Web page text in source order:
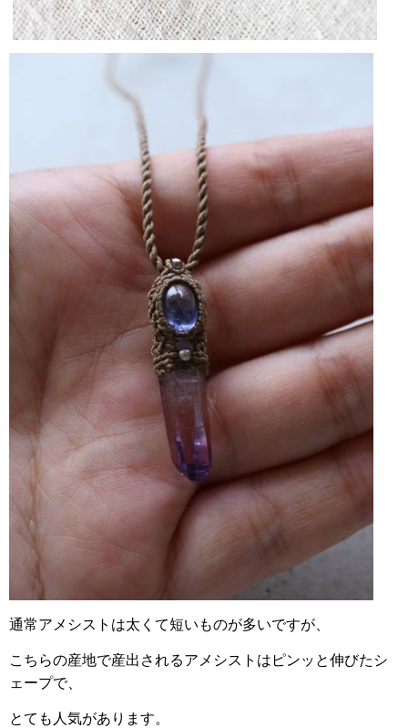
通常アメシストは太くて短いものが多いですが、
こ ちらの産地で産出されるアメシストはピンッと伸びたシ
ェープで、
とても人気があります。